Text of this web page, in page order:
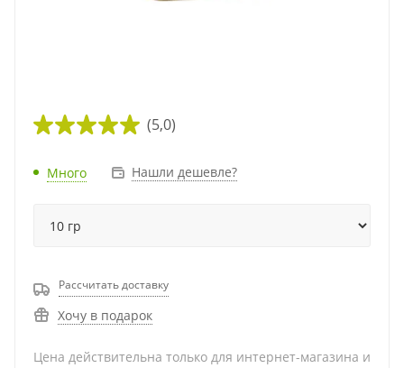
(5,0)
Много Нашли дешевле?
Рассчитать доставку
Хочу в подарок
Цена действительна только для интернет-магазина и